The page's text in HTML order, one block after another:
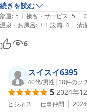
す
チェックインの際に丁寧に
す　　　　　またリピート
続きを読む
部屋: 5 | 接客・サービス: 5 |
温泉・お風呂: 3 | 設備: 4 | 清
6
スイスイ6395
40代/男性 | 18件のク
5 2024年
ビジネス 仕事仲間